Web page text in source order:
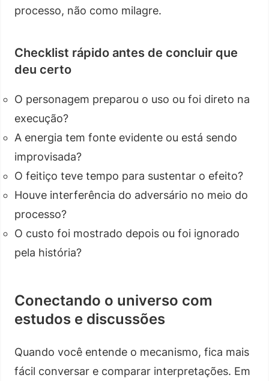
processo, não como milagre.
Checklist rápido antes de concluir que
deu certo
O personagem preparou o uso ou foi direto na
execução?
A energia tem fonte evidente ou está sendo
improvisada?
O feitiço teve tempo para sustentar o efeito?
Houve interferência do adversário no meio do
processo?
O custo foi mostrado depois ou foi ignorado
pela história?
Conectando o universo com
estudos e discussões
Quando você entende o mecanismo, fica mais
fácil conversar e comparar interpretações. Em